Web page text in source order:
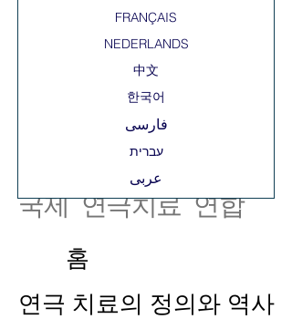
국제 연극치료 연합
中文
한국어
FRANÇAIS
עברית‎
NEDERLANDS
فارسی
عربى
홈
연극 치료의 정의와 역사